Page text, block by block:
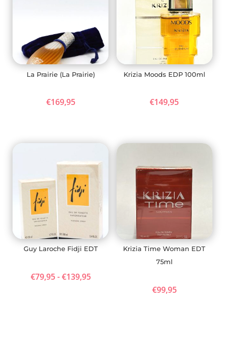
La Prairie (La Prairie)
€169,95
Krizia Moods EDP 100ml
€149,95
Guy Laroche Fidji EDT
€79,95 - €139,95Prijsklasse:
Krizia Time Woman EDT
75ml
€99,95